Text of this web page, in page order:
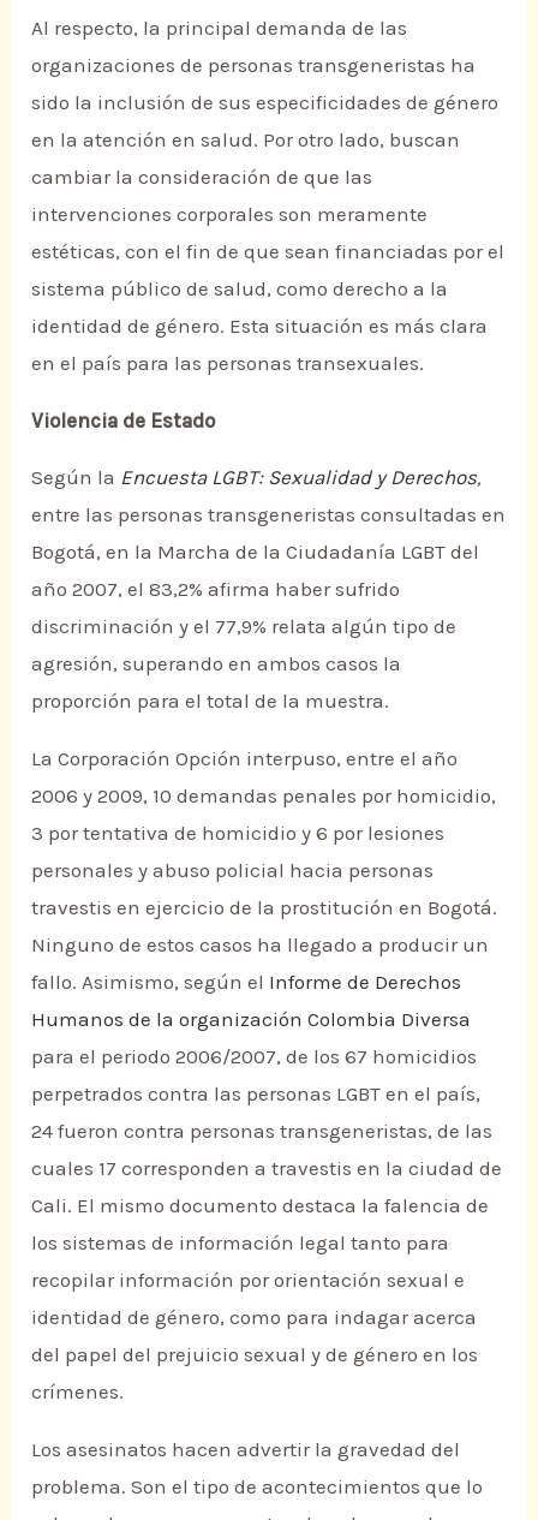
Al respecto, la principal demanda de las
organizaciones de personas transgeneristas ha
sido la inclusión de sus especificidades de género
en la atención en salud. Por otro lado, buscan
cambiar la consideración de que las
intervenciones corporales son meramente
estéticas, con el fin de que sean financiadas por el
sistema público de salud, como derecho a la
identidad de género. Esta situación es más clara
en el país para las personas transexuales.
Violencia de Estado
Según la Encuesta LGBT: Sexualidad y Derechos,
entre las personas transgeneristas consultadas en
Bogotá, en la Marcha de la Ciudadanía LGBT del
año 2007, el 83,2% afirma haber sufrido
discriminación y el 77,9% relata algún tipo de
agresión, superando en ambos casos la
proporción para el total de la muestra.
La Corporación Opción interpuso, entre el año
2006 y 2009, 10 demandas penales por homicidio,
3 por tentativa de homicidio y 6 por lesiones
personales y abuso policial hacia personas
travestis en ejercicio de la prostitución en Bogotá.
Ninguno de estos casos ha llegado a producir un
fallo. Asimismo, según el Informe de Derechos
Humanos de la organización Colombia Diversa
para el periodo 2006/2007, de los 67 homicidios
perpetrados contra las personas LGBT en el país,
24 fueron contra personas transgeneristas, de las
cuales 17 corresponden a travestis en la ciudad de
Cali. El mismo documento destaca la falencia de
los sistemas de información legal tanto para
recopilar información por orientación sexual e
identidad de género, como para indagar acerca
del papel del prejuicio sexual y de género en los
crímenes.
Los asesinatos hacen advertir la gravedad del
problema. Son el tipo de acontecimientos que lo